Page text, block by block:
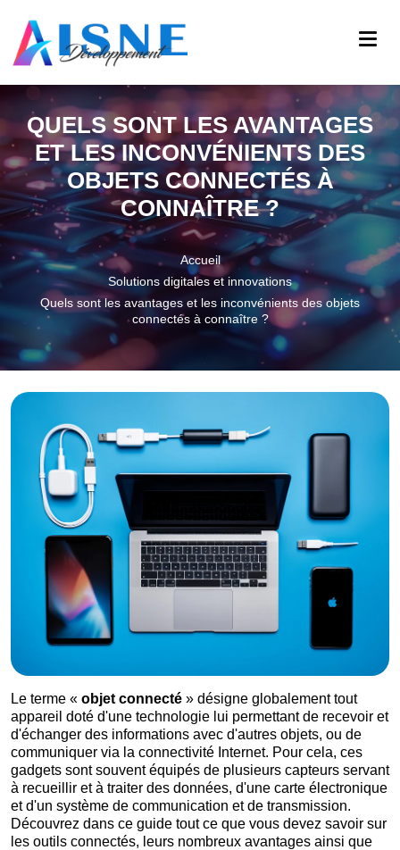
QUELS SONT LES AVANTAGES
ET LES INCONVÉNIENTS DES
OBJETS CONNECTÉS À
CONNAÎTRE ?
Accueil
Solutions digitales et innovations
Quels sont les avantages et les inconvénients des objets
connectés à connaître ?
Le terme « objet connecté » désigne globalement tout
appareil doté d'une technologie lui permettant de recevoir et
d'échanger des informations avec d'autres objets, ou de
communiquer via la connectivité Internet. Pour cela, ces
gadgets sont souvent équipés de plusieurs capteurs servant
à recueillir et à traiter des données, d'une carte électronique
et d'un système de communication et de transmission.
Découvrez dans ce guide tout ce que vous devez savoir sur
les outils connectés, leurs nombreux avantages ainsi que